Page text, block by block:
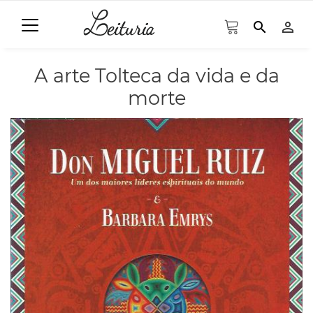
search person_outline
A arte Tolteca da vida e da
morte